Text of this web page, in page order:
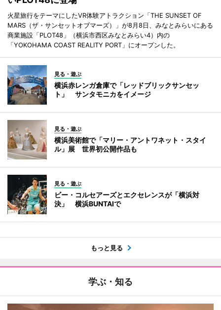
火星旅行をテーマにしたVR体験アトラクション「THE SUNSET OF
MARS（ザ・サンセットオブマーズ）」が8月8日、みなとみらいにある
商業施設「PLOT48」（横浜市西区みなとみらい4）内の
「YOKOHAMA COAST REALITY PORT」にオープンした。
見る・遊ぶ
横浜赤レンガ倉庫で「レッドブリックサンセッ
ト」 サンタモニカをイメージ
見る・遊ぶ
横浜美術館で「マリー・アントワネット・スタイ
ル」展 世界初公開作品も
見る・遊ぶ
ビー・コルセアーズとエクセレンスが「横浜対
決」 横浜BUNTAIで
もっと見る
学ぶ・知る